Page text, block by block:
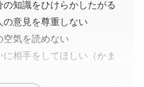
知識をひけらかしたがる
意見を尊重しない
気を読めない
相手をしてほしい（かま